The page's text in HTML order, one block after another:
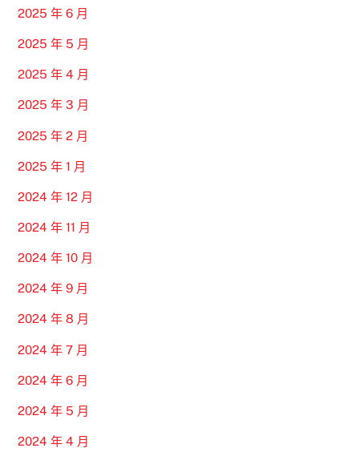
2025 年 6 月
2025 年 5 月
2025 年 4 月
2025 年 3 月
2025 年 2 月
2025 年 1 月
2024 年 12 月
2024 年 11 月
2024 年 10 月
2024 年 9 月
2024 年 8 月
2024 年 7 月
2024 年 6 月
2024 年 5 月
2024 年 4 月